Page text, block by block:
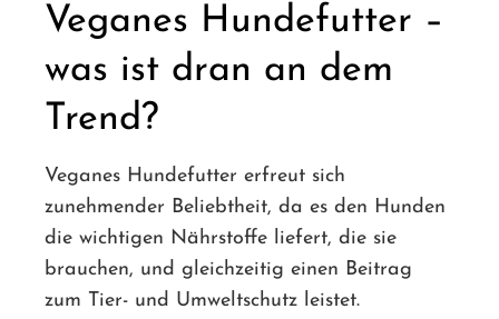
Veganes Hundefutter –
was ist dran an dem
Trend?
Veganes Hundefutter erfreut sich
zunehmender Beliebtheit, da es den Hunden
die wichtigen Nährstoffe liefert, die sie
brauchen, und gleichzeitig einen Beitrag
zum Tier- und Umweltschutz leistet.